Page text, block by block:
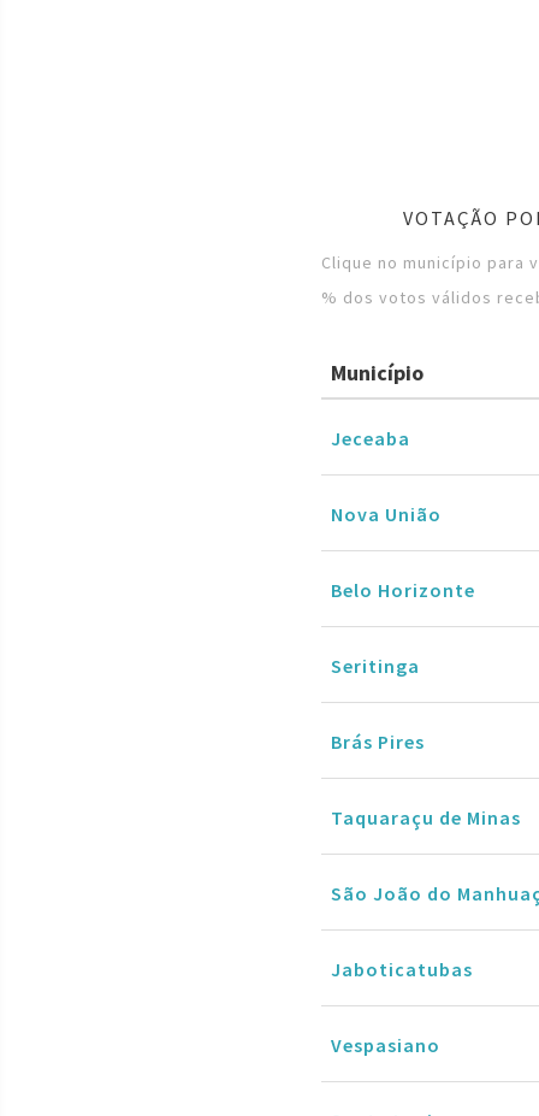
VOTAÇÃO
Clique no município para
% dos votos válidos
Município
Jeceaba
Nova União
Belo Horizonte
Seritinga
Brás Pires
Taquaraçu de Minas
São João do
Jaboticatubas
Vespasiano